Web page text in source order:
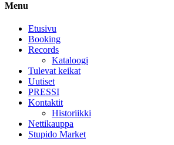
Menu
Etusivu
Booking
Records
Kataloogi
Tulevat keikat
Uutiset
PRESSI
Kontaktit
Historiikki
Nettikauppa
Stupido Market